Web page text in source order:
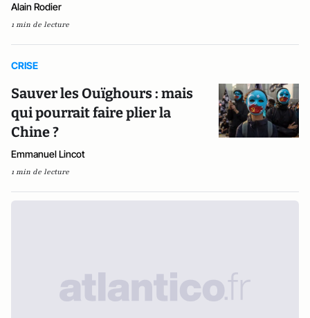
Alain Rodier
1 min de lecture
CRISE
Sauver les Ouïghours : mais
qui pourrait faire plier la
Chine ?
Emmanuel Lincot
1 min de lecture